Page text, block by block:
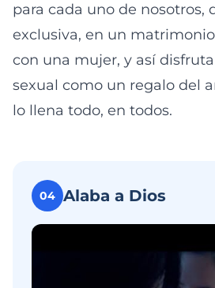
para cada uno de nosotros,
exclusiva, en un
con una mujer, y así
sexual como un regalo del
lo llena todo, en todos.
04 Alaba a Dios